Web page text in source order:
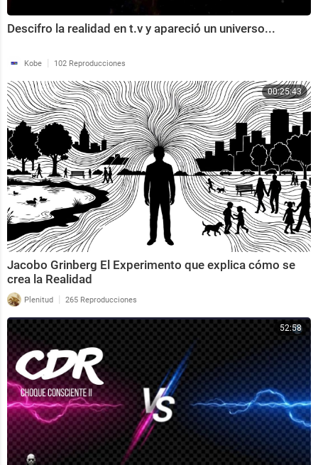
Descifro la realidad en t.v y apareció un universo...
Kobe | 102 Reproducciones
00:25:43
Jacobo Grinberg El Experimento que explica cómo se
crea la Realidad
Plenitud | 265 Reproducciones
52:58